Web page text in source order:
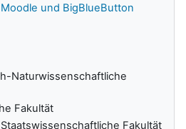
und BigBlueButton
Naturwissenschaftliche
Fakultät
Fakultät